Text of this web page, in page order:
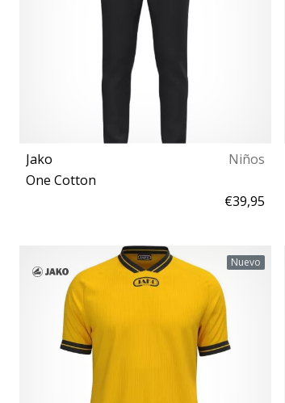
Jako
Niños
One Cotton
€39,95
152 Nuevo